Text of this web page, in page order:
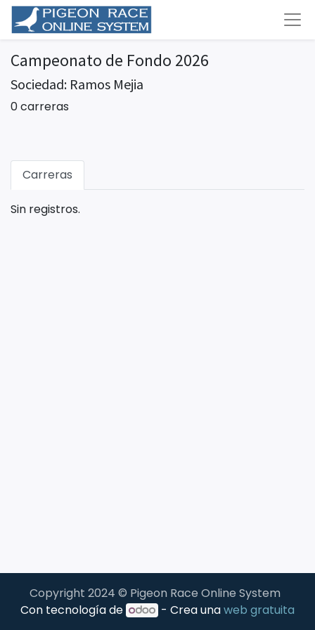
Campeonato de Fondo 2026
Sociedad: Ramos Mejia
0 carreras
Carreras
Sin registros.
Copyright 2024 © Pigeon Race Online System
Con tecnología de
- Crea unaweb gratuita